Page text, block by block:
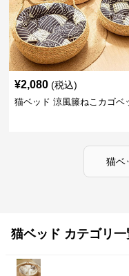
¥2,080 (税込)
猫ベッド 涼風籐ねこカゴベ
猫ベ
猫ベッド カテゴリ一